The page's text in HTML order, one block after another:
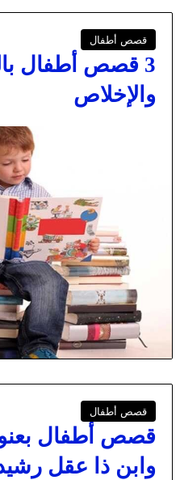
قصص أطفال
3 قصص أطفال
والإخلاص
قصص أطفال
قصص أطفال
وابن ذا عقل